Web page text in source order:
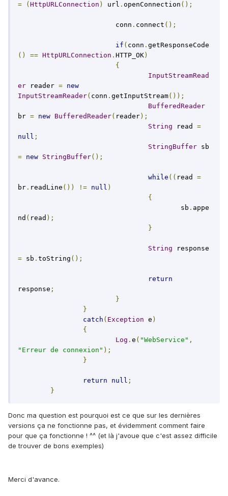
=
( HttpURLConnection ) url . openConnection ();
			conn
. connect ();
if ( conn . getResponseCode
()
== HttpURLConnection . HTTP_OK)
{
InputStreamRead
er reader = new
InputStreamReader( conn . getInputStream());
BufferedReader
br = new BufferedReader( reader);
String read =
null ;
StringBuffer
= new StringBuffer();
while (( read =
br . readLine ()) != null )
{
					sb
. appe
nd ( read );
}
String
= sb . toString ();
return
response ;
}
}
catch ( Exception e )
{
Log . e ( "WebService" ,
"Erreur de connexion" );
}
return null ;
}
Donc ma question est pourquoi est ce que sur les dernières
versions ça ne fonctionne pas, et évidemment comment faire
pour que ça fonctionne ! ^^ (et là j'avoue que c'est assez difficile
de trouver de bons exemples)
Merci d'avance.